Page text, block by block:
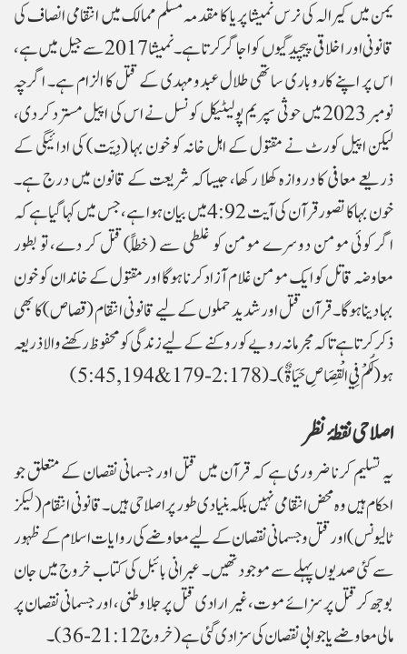
یمن میں کیرالہ کی نرس نمیشا پریا کا مقدمہ مسلم ممالک میں انتقامی انصاف کی
قانونی اور اخلاقی پیچیدگیوں کو اجاگر کرتا ہے۔ نمیشا 2017 سے جیل میں ہے،
اس پر اپنے کاروباری ساتھی طلال عبدو مہدی کے قتل کا الزام ہے۔ اگرچہ
نومبر 2023 میں حوثی سپریم پولیٹیکل کونسل نے اس کی اپیل مسترد کر دی،
لیکن اپیل کورٹ نے مقتول کے اہل خانہ کو خون بہا (دِیَت) کی ادائیگی کے
ذریعے معافی کا دروازہ کھلا رکھا، جیسا کہ شریعت کے قانون میں درج ہے۔
خون بہا کا تصور قرآن کی آیت 4:92 میں بیان ہوا ہے، جس میں کہا گیا ہے کہ
اگر کوئی مومن دوسرے مومن کو غلطی سے (خطأً) قتل کر دے، تو بطور
معاوضہ قاتل کو ایک مومن غلام آزاد کرنا ہوگا اور مقتول کے خاندان کو خون
بہا دینا ہوگا۔ قرآن قتل اور شدید حملوں کے لیے قانونی انتقام (قصاص) کا بھی
ذکر کرتا ہے تاکہ مجرمانہ رویے کو روکنے کے لیے زندگی کو محفوظ رکھنے والا ذریعہ
ہو (لَكُمْ فِي الْقِصَاصِ حَيَاةٌ)۔ (2:178-179 & 194, 5:45)
اصلاحی نقطۂ نظر
یہ تسلیم کرنا ضروری ہے کہ قرآن میں قتل اور جسمانی نقصان کے متعلق جو
احکام ہیں وہ محض انتقامی نہیں بلکہ بنیادی طور پر اصلاحی ہیں۔قانونی انتقام (لیکز
ٹالیونس) اور قتل و جسمانی نقصان کے لیے معاوضے کی روایات اسلام کے ظہور
سے کئی صدیوں پہلے سے موجود تھیں۔ عبرانی بائبل کی کتاب خروج میں جان
بوجھ کر قتل پر سزائے موت، غیر ارادی قتل پر جلا وطنی، اور جسمانی نقصان پر
مالی معاوضے یا جوابی نقصان کی سزا دی گئی ہے (خروج 21:12-36)۔